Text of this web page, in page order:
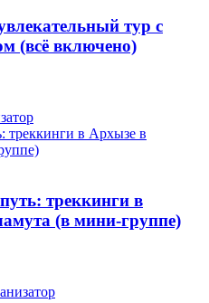
тур с
(всё включено)
треккинги в
(в мини-группе)